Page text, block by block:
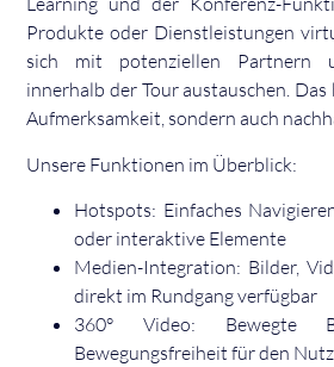
Produkte oder Dienstleistungen
sich mit potenziellen Partnern
innerhalb der Tour austauschen.
Aufmerksamkeit, sondern auch
Unsere Funktionen im Überblick:
Hotspots: Einfaches
oder interaktive Elemente
Medien-Integration: Bilder,
direkt im Rundgang verfügbar
360° Video: Bewegte
Bewegungsfreiheit für den